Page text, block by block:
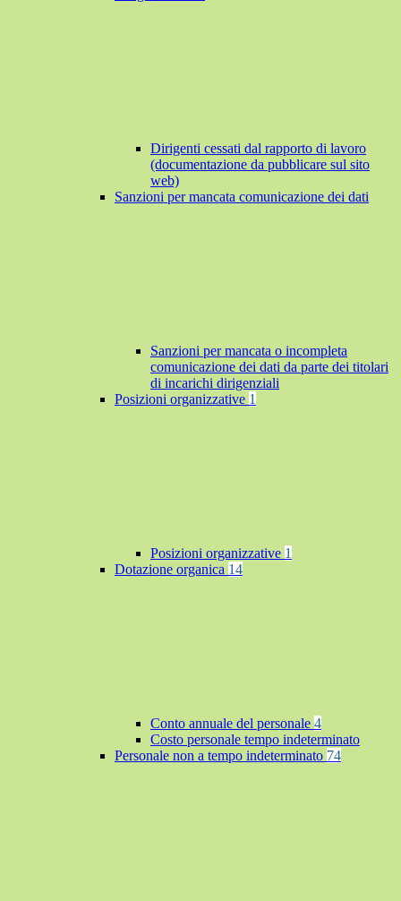
Dirigenti cessati dal rapporto di lavoro
(documentazione da pubblicare sul sito
web)
Sanzioni per mancata comunicazione dei dati
Sanzioni per mancata o incompleta
comunicazione dei dati da parte dei titolari
di incarichi dirigenziali
Posizioni organizzative 1
Posizioni organizzative 1
Dotazione organica 14
Conto annuale del personale 4
Costo personale tempo indeterminato
Personale non a tempo indeterminato 74